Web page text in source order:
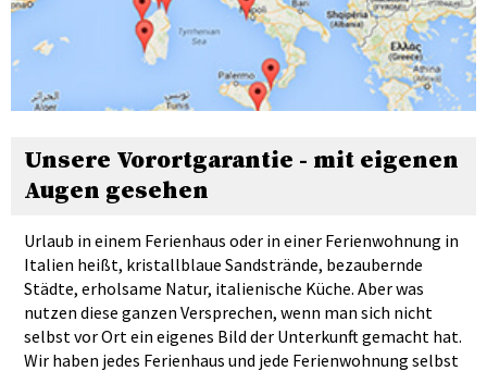
Unsere Vorortgarantie - mit eigenen
Augen gesehen
Urlaub in einem Ferienhaus oder in einer Ferienwohnung in
Italien heißt, kristallblaue Sandstrände, bezaubernde
Städte, erholsame Natur, italienische Küche. Aber was
nutzen diese ganzen Versprechen, wenn man sich nicht
selbst vor Ort ein eigenes Bild der Unterkunft gemacht hat.
Wir haben jedes Ferienhaus und jede Ferienwohnung selbst